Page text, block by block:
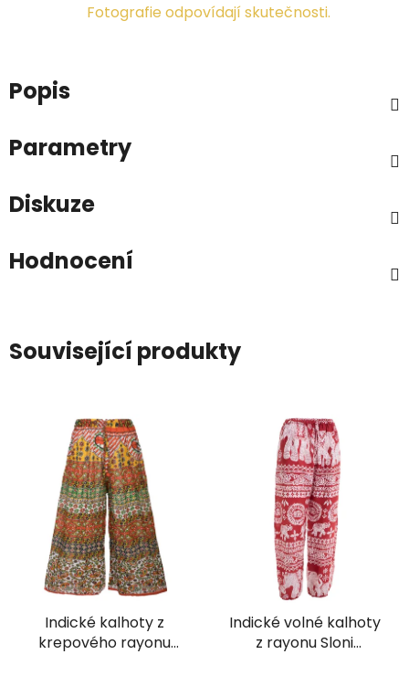
Fotografie odpovídají skutečnosti.
Popis
Parametry
Diskuze
Hodnocení
Související produkty
Indické kalhoty z
krepového rayonu
Indické volné kalhoty
z rayonu Sloni